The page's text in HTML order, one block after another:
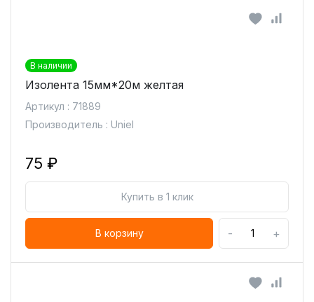
В наличии
Изолента 15мм*20м желтая
Артикул : 71889
Производитель : Uniel
75 ₽
Купить в 1 клик
В корзину - +